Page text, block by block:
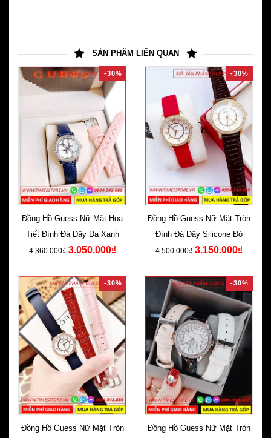
SẢN PHẨM LIÊN QUAN
-30%
Đồng Hồ Guess Nữ Mặt Họa
Tiết Đính Đá Dây Da Xanh
4.360.000₫ 3.050.000₫
-30%
Đồng Hồ Guess Nữ Mặt Tròn
Đính Đá Dây Silicone Đỏ
4.500.000₫ 3.150.000₫
-30%
Đồng Hồ Guess Nữ Mặt Tròn
-30%
Đồng Hồ Guess Nữ Mặt Tròn